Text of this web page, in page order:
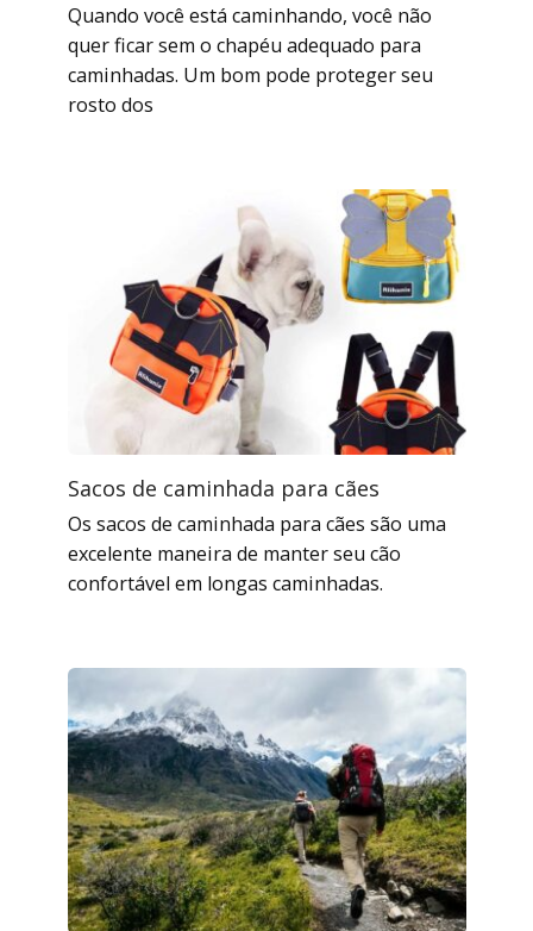
Quando você está caminhando, você não
quer ficar sem o chapéu adequado para
caminhadas. Um bom pode proteger seu
rosto dos
Sacos de caminhada para cães
Os sacos de caminhada para cães são uma
excelente maneira de manter seu cão
confortável em longas caminhadas.